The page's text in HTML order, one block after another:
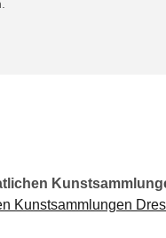
Kunstsammlungen